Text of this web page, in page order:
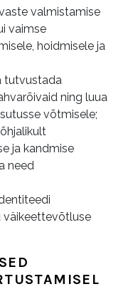
valmistamise
vaimse
hoidmisele ja
tutvustada
ning luua
võtmisele;
ja kandmise
need
väikeettevõtluse